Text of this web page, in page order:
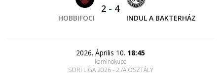
HOBBIFOCI
2 - 4
INDUL A BAKTERHÁZ
2026. Április 10. 18:45
kaminokupa
SORI LIGA 2026 - 2./A OSZTÁLY